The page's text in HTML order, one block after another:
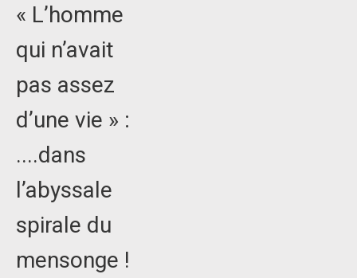
« L’homme
qui n’avait
pas assez
d’une vie » :
....dans
l’abyssale
spirale du
mensonge !